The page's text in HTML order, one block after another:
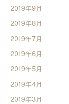
2019年9月
2019年8月
2019年7月
2019年6月
2019年5月
2019年4月
2019年3月